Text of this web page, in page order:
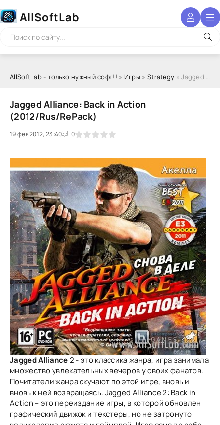
AllSoftLab
AllSoftLab - только нужный софт!! » Игры » Strategy » Jagged Alliance: Back in Action (2012/Rus/RePack)
Jagged Alliance: Back in Action
(2012/Rus/RePack)
19 фев 2012, 23:40 0
1 2 3 4 5
Jagged Alliance2 - это классика жанра, игра занимала
множество увлекательных вечеров у своих фанатов.
Почитатели жанра скучают по этой игре, вновь и
вновь к ней возвращаясь. Jagged Alliance 2: Back in
Action – это переиздание игры, в которой обновлен
графический движок и текстеры, но не затронуто